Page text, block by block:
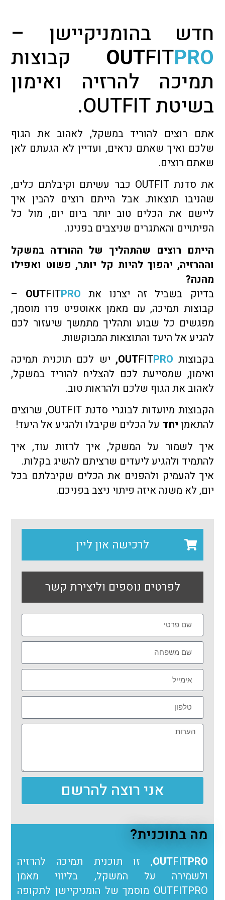
חדש בהומניקיישן –
OUTFITPRO
קבוצות
תמיכה להרזיה ואימון
בשיטת OUTFIT.
אתם רוצים להוריד במשקל, לאהוב את הגוף
שלכם ואיך שאתם נראים, ועדיין לא הגעתם לאן
שאתם רוצים.
את סדנת OUTFIT כבר עשיתם וקיבלתם כלים,
שהניבו תוצאות. אבל הייתם רוצים להבין איך
ליישם את הכלים טוב יותר ביום יום, מול כל
הפיתויים והאתגרים שניצבים בפנינו.
הייתם רוצים שהתהליך של ההורדה במשקל
וההרזיה, יהפוך להיות קל יותר, פשוט ואפילו
מהנה?
בדיוק בשביל זה יצרנו את
OUTFITPRO
–
קבוצות תמיכה, עם מאמן אאוטפיט פרו מוסמך,
מפגשים כל שבוע ותהליך מתמשך שיעזור לכם
להגיע אל היעד והתוצאות המבוקשות.
בקבוצות
OUTFITPRO
, יש לכם תוכנית תמיכה
ואימון, שמסייעת לכם להצליח להוריד במשקל,
לאהוב את הגוף שלכם ולהראות טוב.
הקבוצות מיועדות לבוגרי סדנת OUTFIT, שרוצים
להתאמן יחד על הכלים שקיבלו ולהגיע אל היעד!
איך לשמור על המשקל, איך לרזות עוד, איך
להתמיד ולהגיע ליעדים שרציתם להשיג בקלות.
איך להעמיק ולהפנים את הכלים שקיבלתם בכל
יום, לא משנה איזה פיתוי ניצב בפניכם.
לרכישה און ליין
לפרטים נוספים וליצירת קשר
אני רוצה להרשם
מה בתוכנית?
OUTFITPRO
, זו תוכנית תמיכה להרזיה
ולשמירה על המשקל, בליווי מאמן
OUTFITPRO מוסמך של הומניקיישן לתקופה